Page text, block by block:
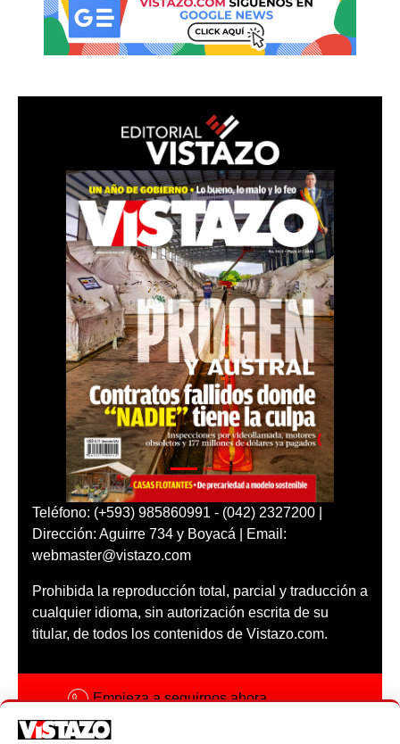
Teléfono: (+593) 985860991 - (042) 2327200 |
Dirección: Aguirre 734 y Boyacá | Email:
webmaster@vistazo.com
Prohibida la reproducción total, parcial y traducción a
cualquier idioma, sin autorización escrita de su
titular, de todos los contenidos de Vistazo.com.
Empieza a seguirnos ahora